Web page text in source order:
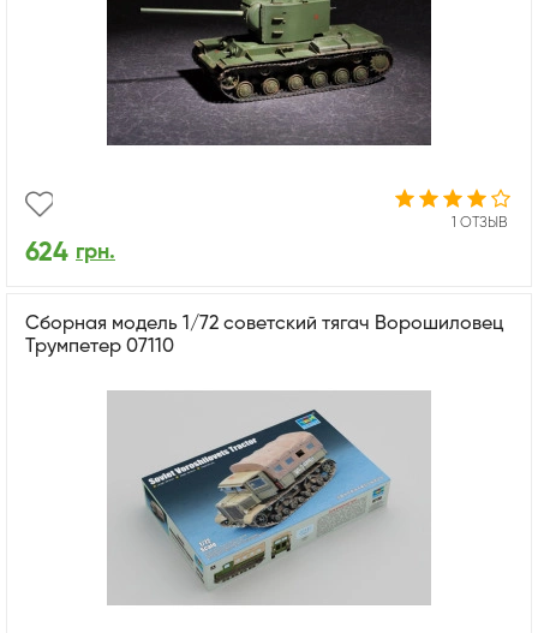
1 ОТЗЫВ
624 грн.
Сборная модель 1/72 советский тягач Ворошиловец
Трумпетер 07110